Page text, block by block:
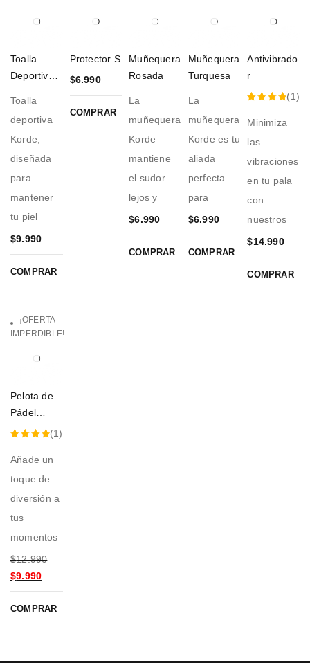
Toalla
Deportiva
Toalla
deportiva
Korde,
diseñada
para
mantener
tu piel
$9.990
COMPRAR
Protector S
$6.990
COMPRAR
Muñequera
Rosada
La
muñequera
Korde
mantiene
el sudor
lejos y
$6.990
COMPRAR
Muñequera
Turquesa
La
muñequera
Korde es tu
aliada
perfecta
para
$6.990
COMPRAR
Antivibrado
r
5
(1)
Minimiza
las
vibraciones
en tu pala
con
nuestros
$14.990
COMPRAR
¡OFERTA
IMPERDIBLE!
Pelota de
Pádel
Gigante
5.00
5
(1)
Añade un
toque de
diversión a
tus
momentos
$12.990
$9.990
COMPRAR